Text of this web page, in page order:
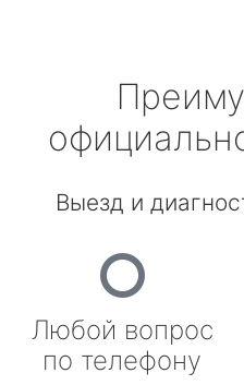
Выезд и
Любой вопрос
по телефону